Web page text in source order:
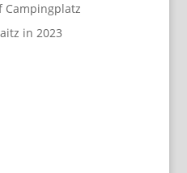
Campingplatz
in 2023